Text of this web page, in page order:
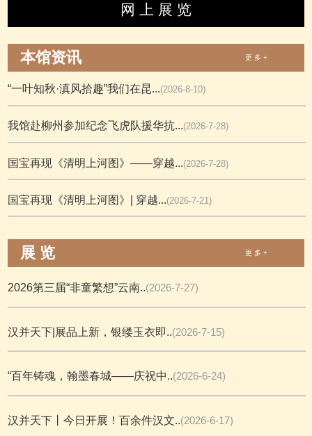
网 上 展 览
本馆资讯 更 多 +
“一叶知秋·滇风拾趣”我们在昆...(2026-8-10)
我馆赴柳州参加纪念飞虎队援华抗...(2026-7-28)
国宝再现《清明上河图》——穿越...(2026-7-28)
国宝再现《清明上河图》| 穿越...(2026-7-21)
展 览 更 多 +
2026第三届“非童繁想”云南..(2026-7-27)
汉并天下|展品上新，银缕玉衣即..(2026-7-15)
“百年铸魂，翰墨春城——庆祝中..(2026-6-24)
汉并天下丨今日开展！百余件汉文..(2026-6-17)